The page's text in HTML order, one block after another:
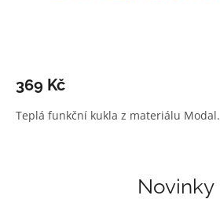
369 Kč
Teplá funkční kukla z materiálu Modal.
Novinky